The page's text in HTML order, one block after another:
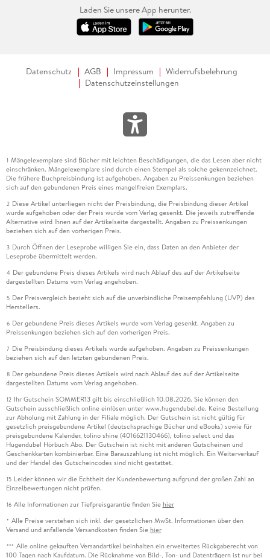
Laden Sie unsere App herunter.
Datenschutz AGB Impressum
Widerrufsbelehrung
Datenschutzeinstellungen
1 Mängelexemplare sind Bücher mit leichten Beschädigungen, die das Lesen aber nicht
einschränken. Mängelexemplare sind durch einen Stempel als solche gekennzeichnet.
Die frühere Buchpreisbindung ist aufgehoben. Angaben zu Preissenkungen beziehen
sich auf den gebundenen Preis eines mangelfreien Exemplars.
2 Diese Artikel unterliegen nicht der Preisbindung, die Preisbindung dieser Artikel
wurde aufgehoben oder der Preis wurde vom Verlag gesenkt. Die jeweils zutreffende
Alternative wird Ihnen auf der Artikelseite dargestellt. Angaben zu Preissenkungen
beziehen sich auf den vorherigen Preis.
3 Durch Öffnen der Leseprobe willigen Sie ein, dass Daten an den Anbieter der
Leseprobe übermittelt werden.
4 Der gebundene Preis dieses Artikels wird nach Ablauf des auf der Artikelseite
dargestellten Datums vom Verlag angehoben.
5 Der Preisvergleich bezieht sich auf die unverbindliche Preisempfehlung (UVP) des
Herstellers.
6 Der gebundene Preis dieses Artikels wurde vom Verlag gesenkt. Angaben zu
Preissenkungen beziehen sich auf den vorherigen Preis.
7 Die Preisbindung dieses Artikels wurde aufgehoben. Angaben zu Preissenkungen
beziehen sich auf den letzten gebundenen Preis.
8 Der gebundene Preis dieses Artikels wird nach Ablauf des auf der Artikelseite
dargestellten Datums vom Verlag angehoben.
12 Ihr Gutschein SOMMER13 gilt bis einschließlich 10.08.2026. Sie können den
Gutschein ausschließlich online einlösen unter www.hugendubel.de. Keine Bestellung
zur Abholung mit Zahlung in der Filiale möglich. Der Gutschein ist nicht gültig für
gesetzlich preisgebundene Artikel (deutschsprachige Bücher und eBooks) sowie für
preisgebundene Kalender, tolino shine (4016621130466), tolino select und das
Hugendubel Hörbuch Abo. Der Gutschein ist nicht mit anderen Gutscheinen und
Geschenkkarten kombinierbar. Eine Barauszahlung ist nicht möglich. Ein Weiterverkauf
und der Handel des Gutscheincodes sind nicht gestattet.
15 Leider können wir die Echtheit der Kundenbewertung aufgrund der großen Zahl an
Einzelbewertungen nicht prüfen.
16 Alle Informationen zur Tiefpreisgarantie finden Sie hier
* Alle Preise verstehen sich inkl. der gesetzlichen MwSt. Informationen über den
Versand und anfallende Versandkosten finden Sie hier
*** Alle online gekauften Versandartikel beinhalten ein erweitertes Rückgaberecht von
100 Tagen nach Kaufdatum. Die Rücknahme von Bild-, Ton- und Datenträgern ist nur bei